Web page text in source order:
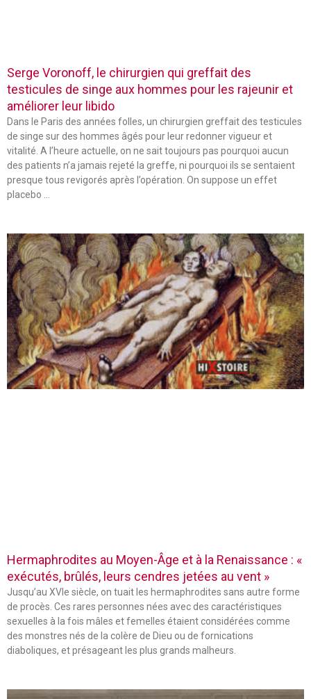
Serge Voronoff, le chirurgien qui greffait des
testicules de singe aux hommes pour les rajeunir et
améliorer leur libido
Dans le Paris des années folles, un chirurgien greffait des testicules
de singe sur des hommes âgés pour leur redonner vigueur et
vitalité. A l’heure actuelle, on ne sait toujours pas pourquoi aucun
des patients n’a jamais rejeté la greffe, ni pourquoi ils se sentaient
presque tous revigorés après l’opération. On suppose un effet
placebo …
Hermaphrodites au Moyen-Âge et à la Renaissance : «
exécutés, brûlés, leurs cendres jetées au vent »
Jusqu’au XVIe siècle, on tuait les hermaphrodites sans autre forme
de procès. Ces rares personnes nées avec des caractéristiques
sexuelles à la fois mâles et femelles étaient considérées comme
des monstres nés de la colère de Dieu ou de fornications
diaboliques, et présageant les plus grands malheurs.